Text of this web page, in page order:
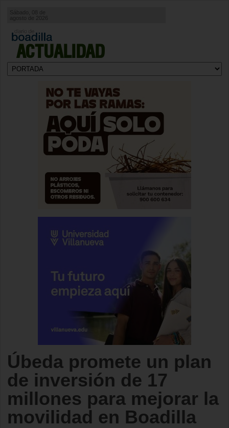
ACTUALIDAD
Sábado, 08 de
agosto de 2026
Úbeda promete un plan
de inversión de 17
millones para mejorar la
movilidad en Boadilla